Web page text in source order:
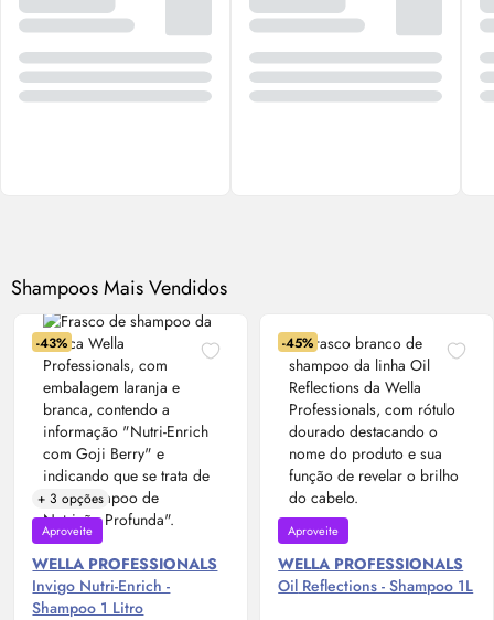
Shampoos Mais Vendidos
-43%
+ 3 opções
Aproveite
WELLA PROFESSIONALS
Invigo Nutri-Enrich -
Shampoo 1 Litro
-45%
Aproveite
WELLA PROFESSIONALS
Oil Reflections - Shampoo 1L